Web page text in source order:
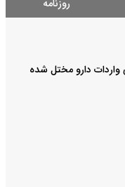
روزنامه
واردات دارو مختل شده